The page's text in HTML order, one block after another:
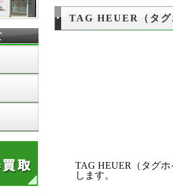
TAG HEUER（タ
TAG HEUER（タグ
します。